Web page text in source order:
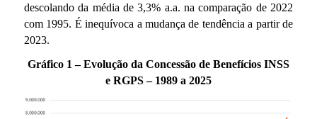
descolando da média de 3,3% a.a. na comparação de 2022
com 1995. É inequívoca a mudança de tendência a partir de
2023.
Gráfico 1 – Evolução da Concessão de Benefícios INSS
e RGPS – 1989 a 2025